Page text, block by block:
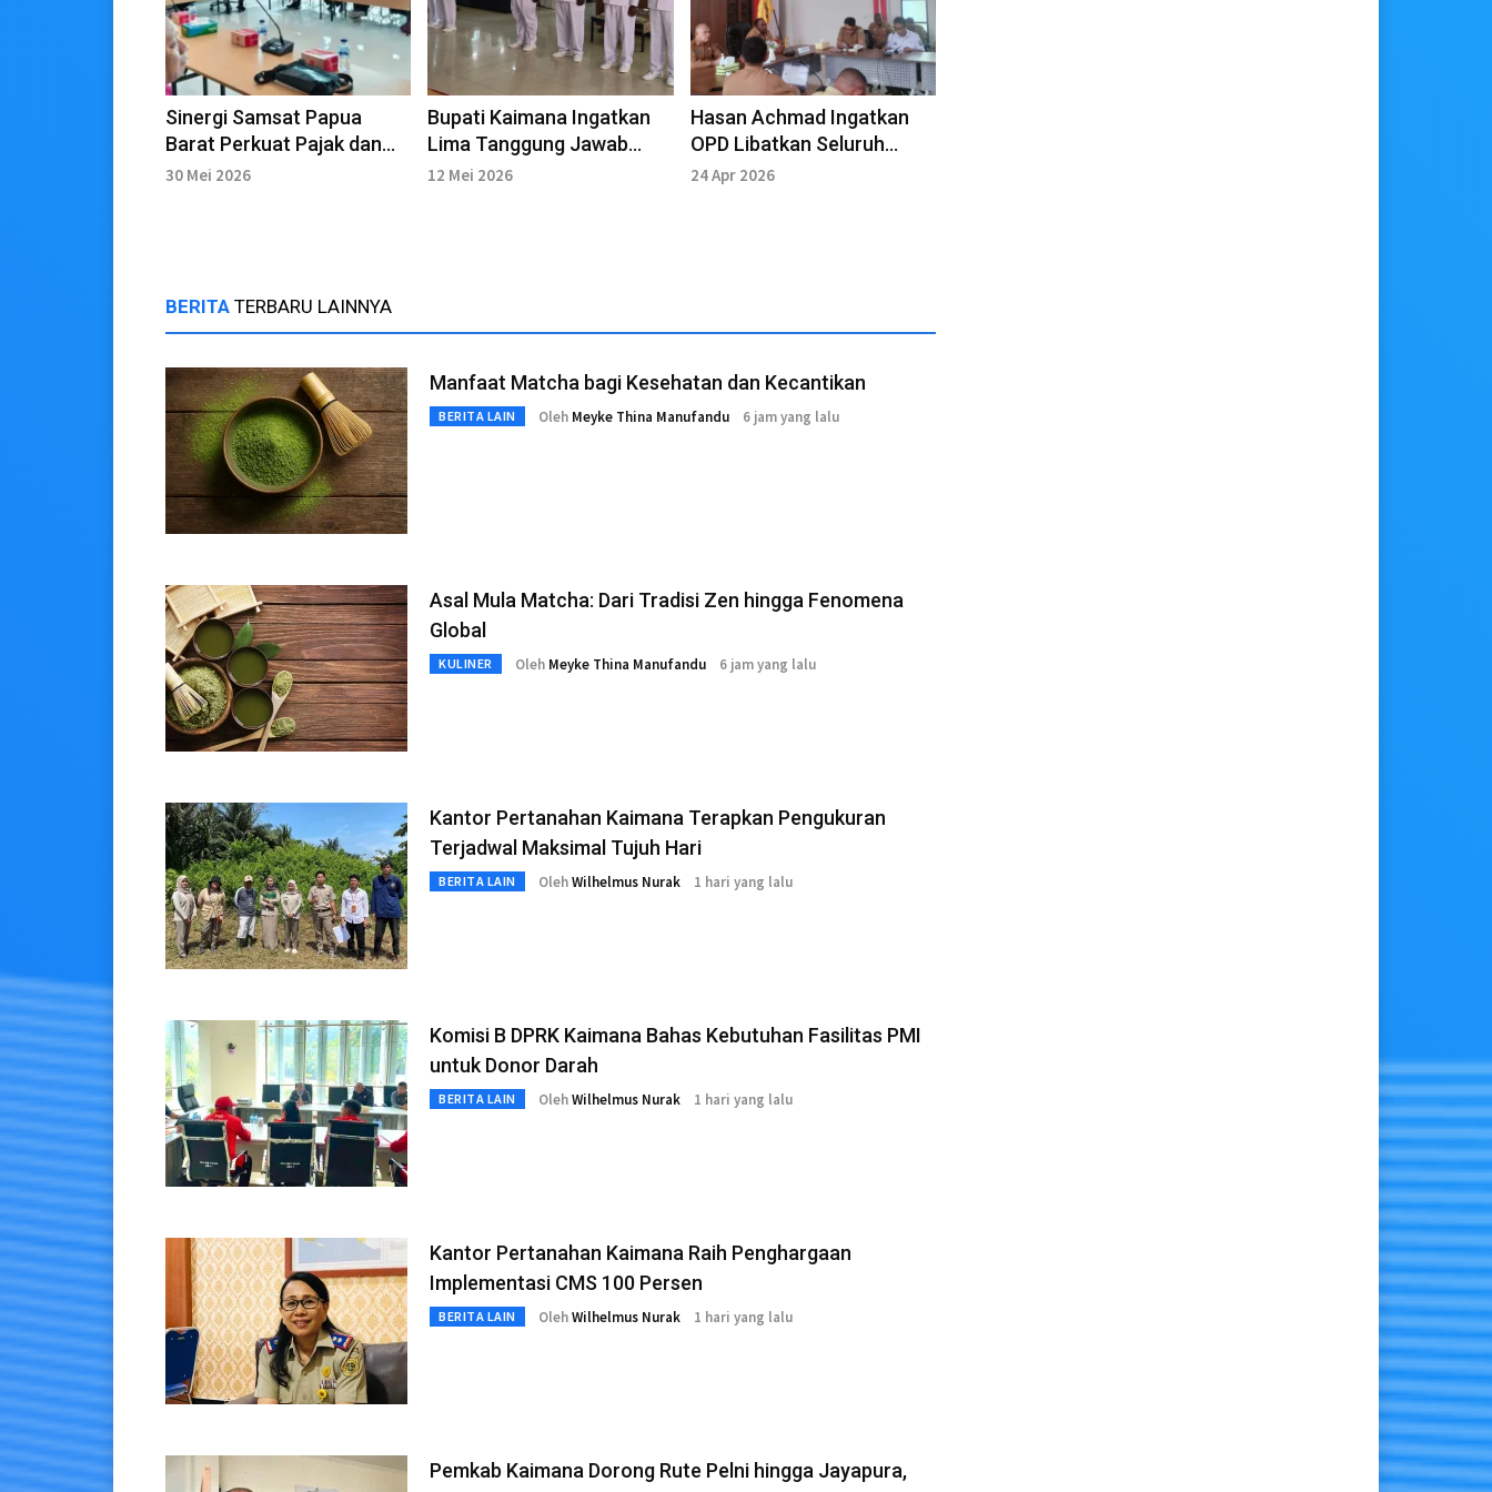
Sinergi Samsat Papua
Barat Perkuat Pajak dan
Keamanan Kendaraan
30 Mei 2026
Bupati Kaimana Ingatkan
Lima Tanggung Jawab
Kepala Kampung
12 Mei 2026
Hasan Achmad Ingatkan
OPD Libatkan Seluruh
Pegawai Aktif
24 Apr 2026
BERITA TERBARU LAINNYA
Manfaat Matcha bagi Kesehatan dan Kecantikan
BERITA LAIN Oleh Meyke Thina Manufandu 6 jam yang lalu
Asal Mula Matcha: Dari Tradisi Zen hingga Fenomena
Global
KULINER Oleh Meyke Thina Manufandu 6 jam yang lalu
Kantor Pertanahan Kaimana Terapkan Pengukuran
Terjadwal Maksimal Tujuh Hari
BERITA LAIN OlehWilhelmus Nurak 1 hari yang lalu
Komisi B DPRK Kaimana Bahas Kebutuhan Fasilitas PMI
untuk Donor Darah
BERITA LAIN OlehWilhelmus Nurak 1 hari yang lalu
Kantor Pertanahan Kaimana Raih Penghargaan
Implementasi CMS 100 Persen
BERITA LAIN OlehWilhelmus Nurak 1 hari yang lalu
Pemkab Kaimana Dorong Rute Pelni hingga Jayapura,